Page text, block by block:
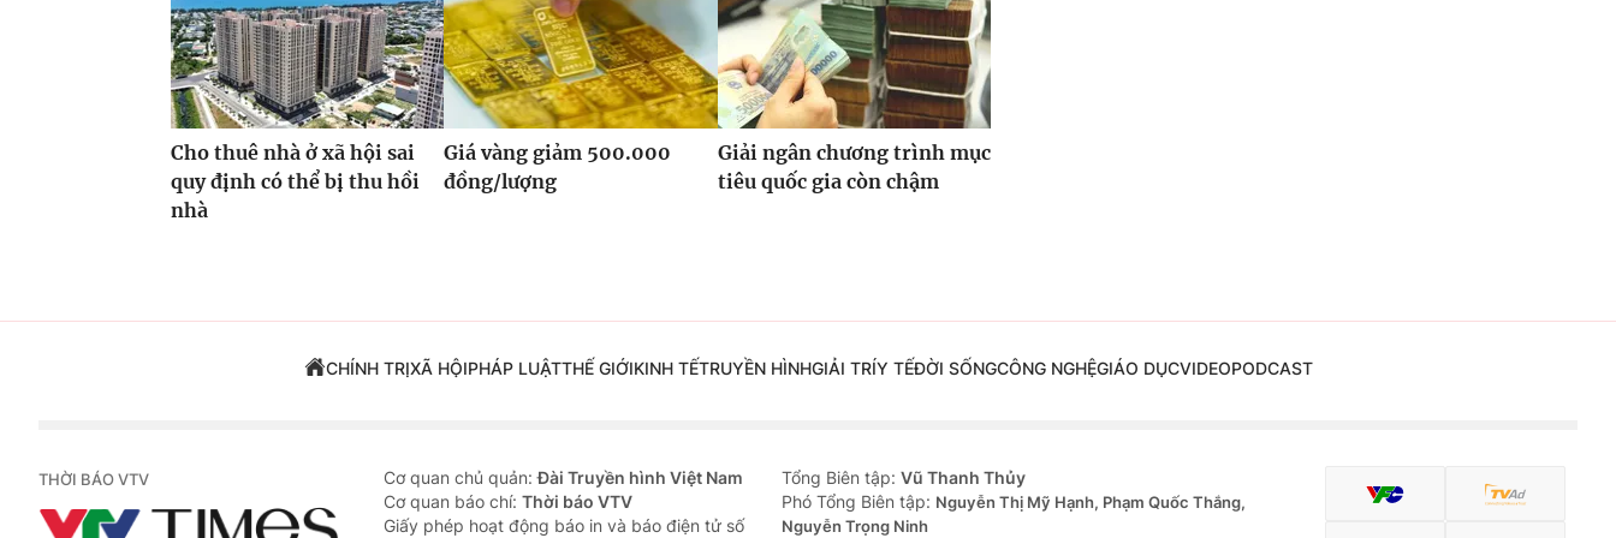
Cho thuê nhà ở xã hội sai
quy định có thể bị thu hồi
nhà
Giá vàng giảm 500.000
đồng/lượng
Giải ngân chương trình mục
tiêu quốc gia còn chậm
CHÍNH TRỊXÃ HỘIPHÁP LUẬTTHẾ GIỚIKINH TẾTRUYỀN HÌNHGIẢI TRÍY TẾĐỜI SỐNGCÔNG NGHỆGIÁO DỤCVIDEOPODCAST
THỜI BÁO VTV Cơ quan chủ quản:Đài Truyền hình Việt Nam
Cơ quan báo chí: Thời báo VTV
Giấy phép hoạt động báo in và báo điện tử số
Tổng Biên tập: Vũ Thanh Thủy
Phó Tổng Biên tập: Nguyễn Thị Mỹ Hạnh, Phạm Quốc Thắng,
Nguyễn Trọng Ninh